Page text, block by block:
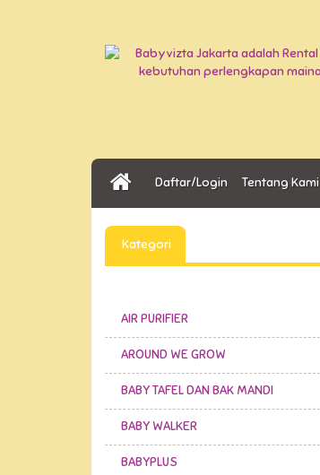
Daftar/Login Tentang Kami
Kategori
AIR PURIFIER
AROUND WE GROW
BABY TAFEL DAN BAK MANDI
BABY WALKER
BABYPLUS